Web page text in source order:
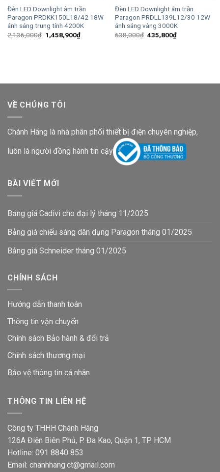
Đèn LED Downlight âm trần
Paragon PRDKK150L18/42 18W
ánh sáng trung tính 4200K
2,136,000₫ Giá
gốc
1,458,900₫Giá
hiện
Đèn LED Downlight âm trần
Paragon PRDLL139L12/30 12W
ánh sáng vàng 3000K
638,000₫ Giá
435,800₫Giá
hiện
VỀ CHÚNG TÔI
Chánh Hãng là nhà phân phối thiết bị điện chuyên nghiệp,
luôn là người đồng hành tin cậy
BÀI VIẾT MỚI
Bảng giá Cadivi cho đại lý tháng 11/2025
Bảng giá chiếu sáng dân dụng Paragon tháng 01/2025
Bảng giá Schneider tháng 01/2025
CHÍNH SÁCH
Hướng dẫn thanh toán
Thông tin vận chuyển
Chính sách Bảo hành & đổi trả
Chính sách thương mại
Bảo vệ thông tin cá nhân
THÔNG TIN LIÊN HỆ
Công ty THHH Chánh Hãng
126A Điện Biên Phủ, P. Đa Kao, Quận 1, TP. HCM
Hotline: 091 8840 853
Email: chanhhang.ct@gmail.com